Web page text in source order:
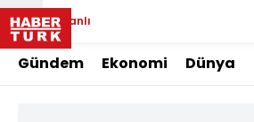
Canlı
Gündem Ekonomi Dünya